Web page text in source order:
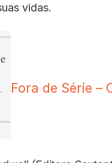
vidas.
Fora de Série –